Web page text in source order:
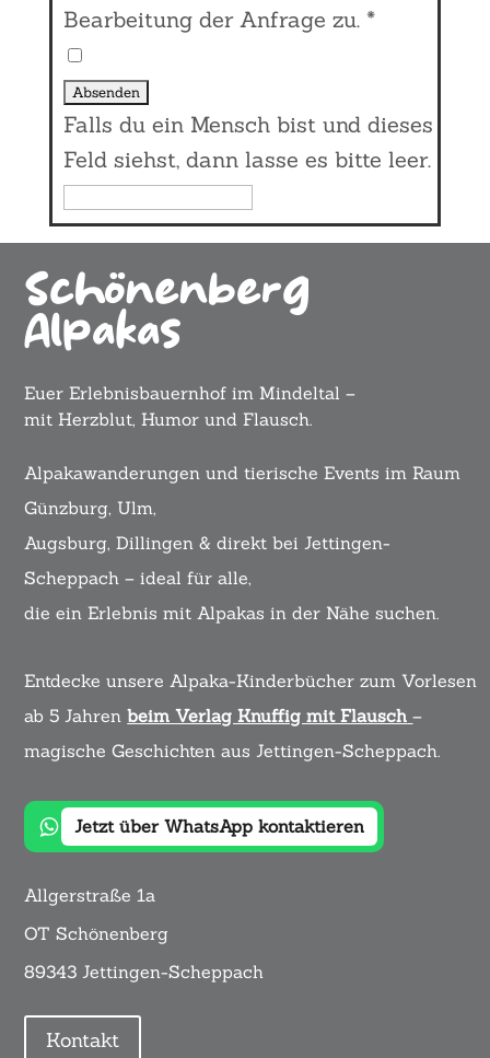
Bearbeitung der Anfrage zu. *
Falls du ein Mensch bist und dieses
Feld siehst, dann lasse es bitte leer.
Schönenberg
Alpakas
Euer Erlebnisbauernhof im Mindeltal –
mit Herzblut, Humor und Flausch.
Alpakawanderungen und tierische Events im Raum
Günzburg, Ulm,
Augsburg, Dillingen & direkt bei Jettingen-
Scheppach – ideal für alle,
die ein Erlebnis mit Alpakas in der Nähe suchen.
Entdecke unsere Alpaka-Kinderbücher zum Vorlesen
ab 5 Jahrenbeim Verlag Knuffig mit Flausch –
magische Geschichten aus Jettingen-Scheppach.
Jetzt über WhatsApp kontaktieren
Allgerstraße 1a
OT Schönenberg
89343 Jettingen-Scheppach
Kontakt